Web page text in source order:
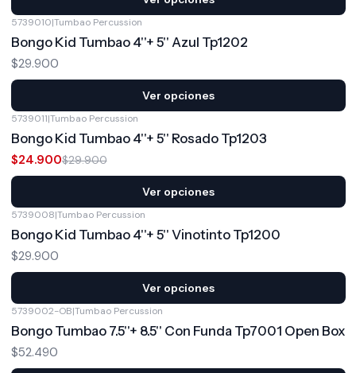
5739010|Tumbao Percussion
Bongo Kid Tumbao 4''+ 5'' Azul Tp1202
$29.900
Ver opciones
5739011|Tumbao Percussion
Bongo Kid Tumbao 4''+ 5'' Rosado Tp1203
$24.900$29.900
Ver opciones
5739008|Tumbao Percussion
Bongo Kid Tumbao 4''+ 5'' Vinotinto Tp1200
$29.900
Ver opciones
5739002-OB|Tumbao Percussion
Bongo Tumbao 7.5''+ 8.5'' Con Funda Tp7001 Open Box
$52.490